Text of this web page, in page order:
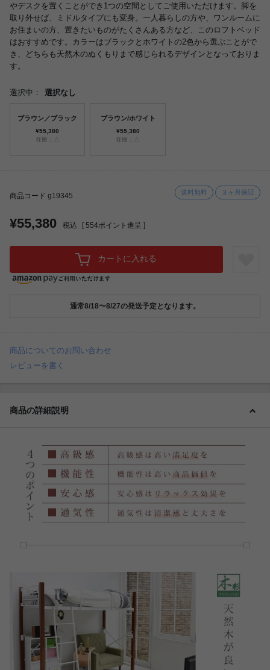
やデスクを置くことができ1つの空間としてご使用いただけます。脚を
取り外せば、ミドルタイプにも変身。一人暮らしの方や、ワンルームに
お住まいの方、置きたいものがたくさんある方など、このロフトベッド
はおすすめです。カラーはブラックとホワイトの2色から選ぶことがで
き、どちらも天然木のぬくもりまで感じられるデザインとなっておりま
す。
選択中： 選択なし
ブラウン／ブラック
¥55,380
在庫：△
ブラウン/ホワイト
¥55,380
在庫：△
商品コード g19345 送料無料 ３ヶ月保証
¥55,380 税込 [ 554ポイント進呈 ]
カートに入れる
通常8/18〜8/27の発送予定となります。
商品についてのお問い合わせ
レビューを書く
商品の詳細説明